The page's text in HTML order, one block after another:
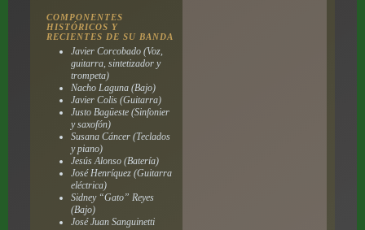
COMPONENTES
HISTÓRICOS Y
RECIENTES DE SU BANDA
Javier Corcobado (Voz,
guitarra, sintetizador y
trompeta)
Nacho Laguna (Bajo)
Javier Colis (Guitarra)
Justo Bagüeste (Sinfonier
y saxofón)
Susana Cáncer (Teclados
y piano)
Jesús Alonso (Batería)
José Henríquez (Guitarra
eléctrica)
Sidney “Gato” Reyes
(Bajo)
José Juan Sanguinetti